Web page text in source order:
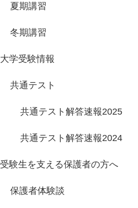
夏期講習
冬期講習
大学受験情報
共通テスト
共通テスト解答速報2025
共通テスト解答速報2024
受験生を支える保護者の方へ
保護者体験談